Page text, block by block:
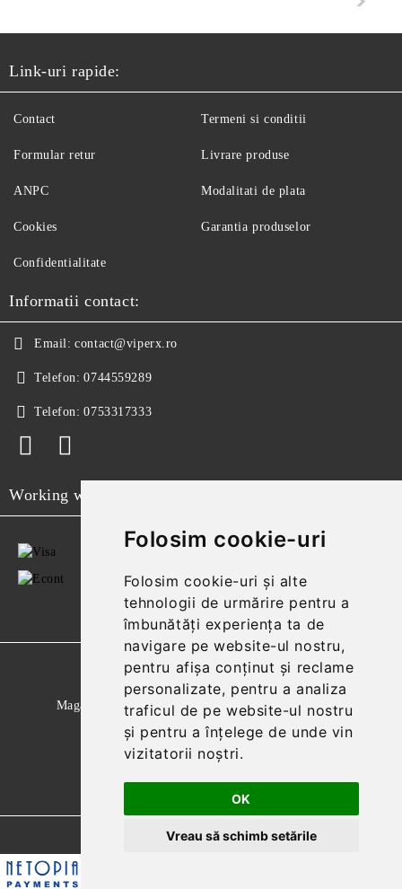
Folosim cookie-uri
Folosim cookie-uri și alte
tehnologii de urmărire pentru a
îmbunătăți experiența ta de
navigare pe website-ul nostru,
pentru afișa conținut și reclame
personalizate, pentru a analiza
traficul de pe website-ul nostru
și pentru a înțelege de unde vin
vizitatorii noștri.
OK
Vreau să schimb setările
Link-uri rapide:
Contact
Formular retur
ANPC
Cookies
Termeni si conditii
Livrare produse
Modalitati de plata
Garantia produselor
Confidentialitate
Informatii contact:
Email: contact@viperx.ro
Telefon: 0744559289
Telefon: 0753317333
Working with
GDPR
Magazinul nostru respecta 100% prevederile GDPR.
Citeste politica de confidentialitate
Informatiile mele personale
Solutie comert electronic Seliton